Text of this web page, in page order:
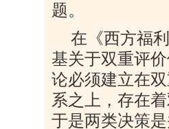
题。
在《西方福
基关于双重评
论必须建立在
系之上，存在
于是两类决策